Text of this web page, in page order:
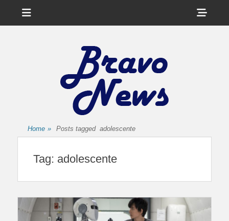
Home » Posts tagged adolescente
Tag: adolescente